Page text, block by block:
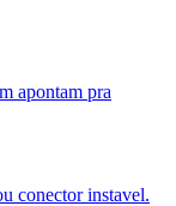
apontam pra
conector instavel.